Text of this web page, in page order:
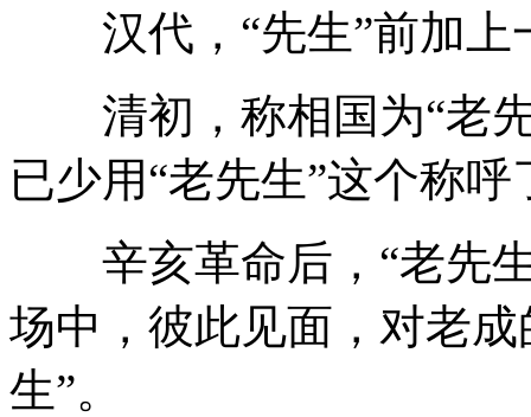
汉代，“先生”前加上
清初，称相国为“老先
已少用“老先生”这个称呼
辛亥革命后，“老先生
场中，彼此见面，对老
生”。